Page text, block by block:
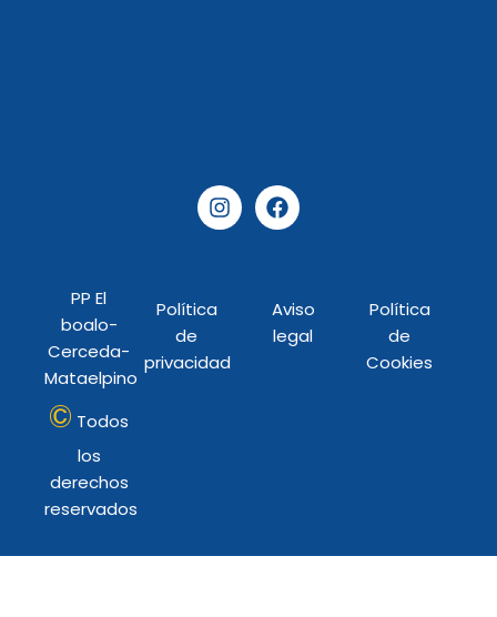
I
n
s
m
F
a
c
o
o
k
PP El
boalo-
Cerceda-
Mataelpino
© Todos
los
derechos
reservados
Política
de
privacidad
Aviso
legal
Política
de
Cookies